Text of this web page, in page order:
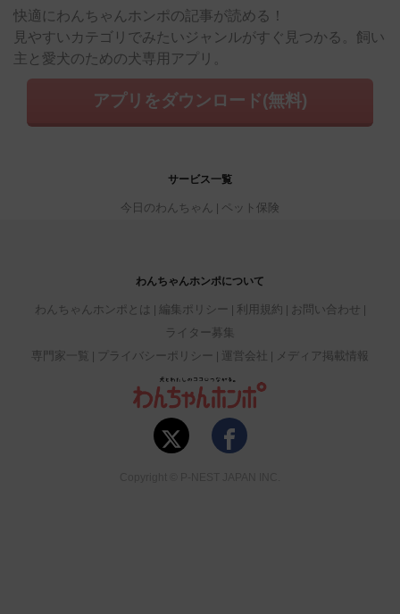
快適にわんちゃんホンポの記事が読める！
見やすいカテゴリでみたいジャンルがすぐ見つかる。飼い
主と愛犬のための犬専用アプリ。
アプリをダウンロード(無料)
サービス一覧
今日のわんちゃん ペット保険
わんちゃんホンポについて
わんちゃんホンポとは 編集ポリシー 利用規約
お問い合わせ
ライター募集
専門家一覧
プライバシーポリシー 運営会社 メディア掲載情報